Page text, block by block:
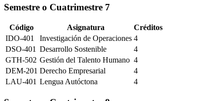
Semestre o Cuatrimestre 7
Código Asignatura
Créditos
IDO-401
Investigación de Operaciones 4
DSO-401 Desarrollo Sostenible
4
GTH-502 Gestión del Talento Humano 4
DEM-201 Derecho Empresarial
4
LAU-401 Lengua Autóctona 4